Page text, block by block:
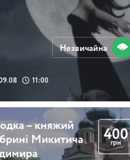
11:00
Незвичайна
– княжий
Микитича
400
грн